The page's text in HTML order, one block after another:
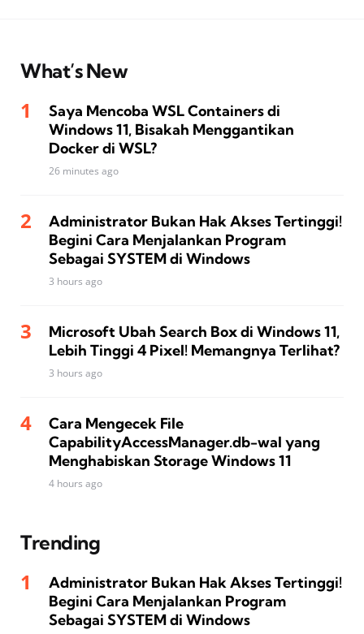
What’s New
Saya Mencoba WSL Containers di
Windows 11, Bisakah Menggantikan
Docker di WSL?
26 minutes ago
Administrator Bukan Hak Akses Tertinggi!
Begini Cara Menjalankan Program
Sebagai SYSTEM di Windows
3 hours ago
Microsoft Ubah Search Box di Windows 11,
Lebih Tinggi 4 Pixel! Memangnya Terlihat?
3 hours ago
Cara Mengecek File
CapabilityAccessManager.db-wal yang
Menghabiskan Storage Windows 11
4 hours ago
Trending
Administrator Bukan Hak Akses Tertinggi!
Begini Cara Menjalankan Program
Sebagai SYSTEM di Windows